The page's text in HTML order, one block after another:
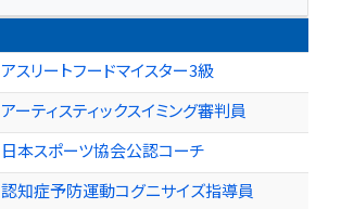
アスリートフードマイスター3級
アーティスティックスイミング審判員
日本スポーツ協会公認コーチ
認知症予防運動コグニサイズ指導員